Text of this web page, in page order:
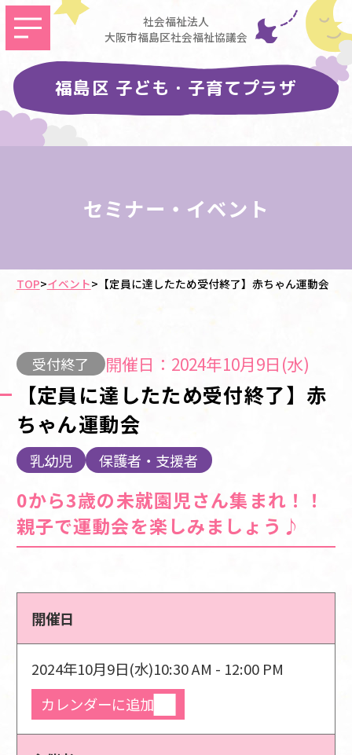
社会福祉法人
大阪市福島区社会福祉協議会
福島区 子ども・子育てプラザ
セミナー・イベント
TOP>イベント> 【定員に達したため受付終了】赤ちゃん運動会
受付終了 開催日：2024年10月9日(水)
【定員に達したため受付終了】赤
ちゃん運動会
乳幼児 保護者・支援者
0から3歳の未就園児さん集まれ！！
親子で運動会を楽しみましょう♪
開催日
2024年10月9日(水)10:30 AM - 12:00 PM
カレンダーに追加